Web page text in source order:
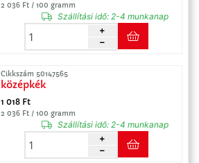
2 036 Ft / 100 gramm
Szállítási idő:2-4 munkanap
Cikkszám 50147565
középkék
1 018 Ft
2 036 Ft / 100 gramm
Szállítási idő:2-4 munkanap